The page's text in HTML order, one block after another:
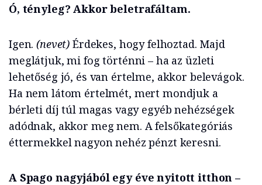
Ó, tényleg? Akkor beletrafáltam.
Igen.(nevet) Érdekes, hogy felhoztad. Majd
meglátjuk, mi fog történni – ha az üzleti
lehetőség jó, és van értelme, akkor belevágok.
Ha nem látom értelmét, mert mondjuk a
bérleti díj túl magas vagy egyéb nehézségek
adódnak, akkor meg nem. A felsőkategóriás
éttermekkel nagyon nehéz pénzt keresni.
A Spago nagyjából egy éve nyitott itthon –